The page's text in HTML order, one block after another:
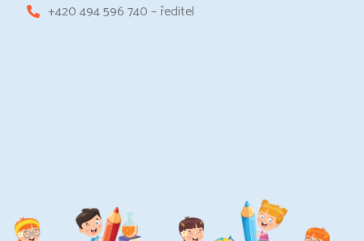
+420 494 596 740 – ředitel